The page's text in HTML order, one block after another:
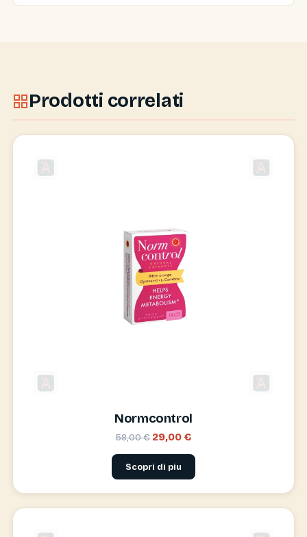
Prodotti correlati
Normcontrol
58,00 €29,00 €
Scopri di piu